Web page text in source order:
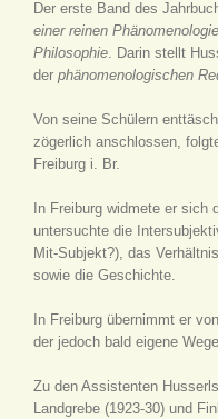
Der erste Band des
einer reinen
Philosophie . Darin stellt
der phänomenologischen
Von seine Schülern
zögerlich anschlossen,
Freiburg i. Br.
In Freiburg widmete er sich
untersuchte die
Mit-Subjekt?), das
sowie die Geschichte.
In Freiburg übernimmt er von
der jedoch bald eigene
Zu den Assistenten
Landgrebe (1923-30) und